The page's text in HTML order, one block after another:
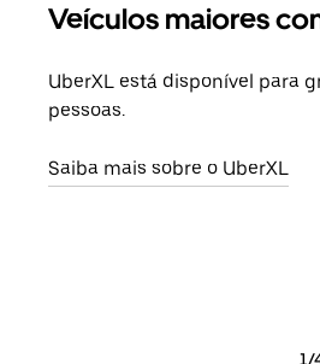
Veículos maiores
UberXL está disponível para
pessoas.
Saiba mais sobre o UberXL
1/